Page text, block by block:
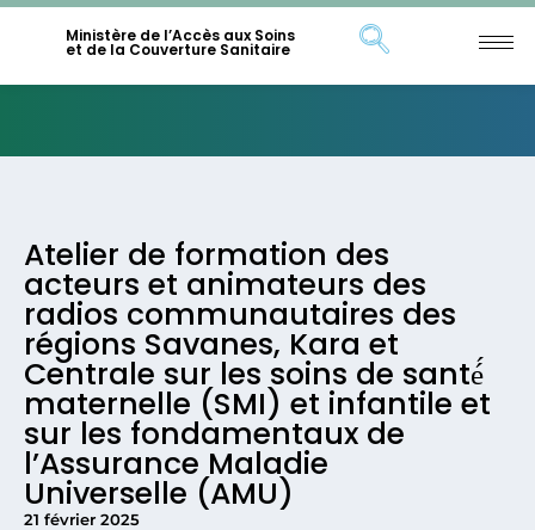
Ministère de l’Accès aux Soins
et de la Couverture Sanitaire
Atelier de formation des
acteurs et animateurs des
radios communautaires des
régions Savanes, Kara et
Centrale sur les soins de santé́
maternelle (SMI) et infantile et
sur les fondamentaux de
l’Assurance Maladie
Universelle (AMU)
21 février 2025